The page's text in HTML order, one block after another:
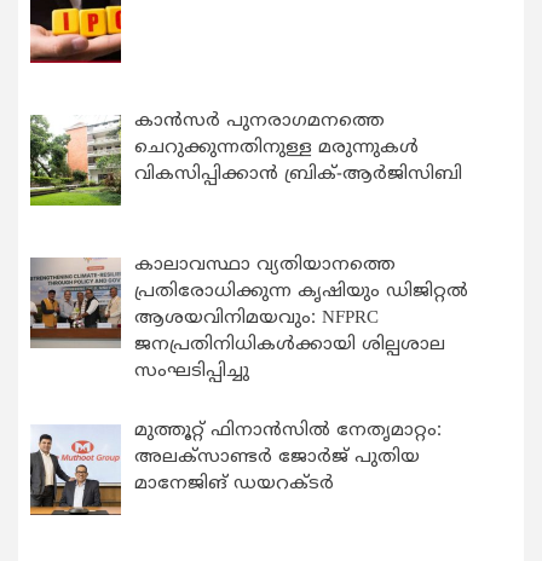
കാന്‍സര്‍ പുനരാഗമനത്തെ
ചെറുക്കുന്നതിനുള്ള മരുന്നുകള്‍
വികസിപ്പിക്കാന്‍ ബ്രിക്-ആര്‍ജിസിബി
കാലാവസ്ഥാ വ്യതിയാനത്തെ
പ്രതിരോധിക്കുന്ന കൃഷിയും ഡിജിറ്റൽ
ആശയവിനിമയവും: NFPRC
ജനപ്രതിനിധികൾക്കായി ശില്പശാല
സംഘടിപ്പിച്ചു
മുത്തൂറ്റ് ഫിനാൻസിൽ നേതൃമാറ്റം:
അലക്സാണ്ടർ ജോർജ് പുതിയ
മാനേജിങ് ഡയറക്ടർ